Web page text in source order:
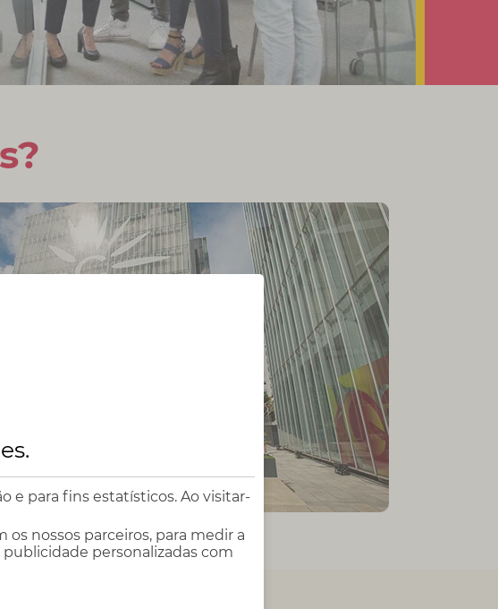
.
e para fins estatísticos. Ao visitar-
nossos parceiros, para medir a
personalizadas com